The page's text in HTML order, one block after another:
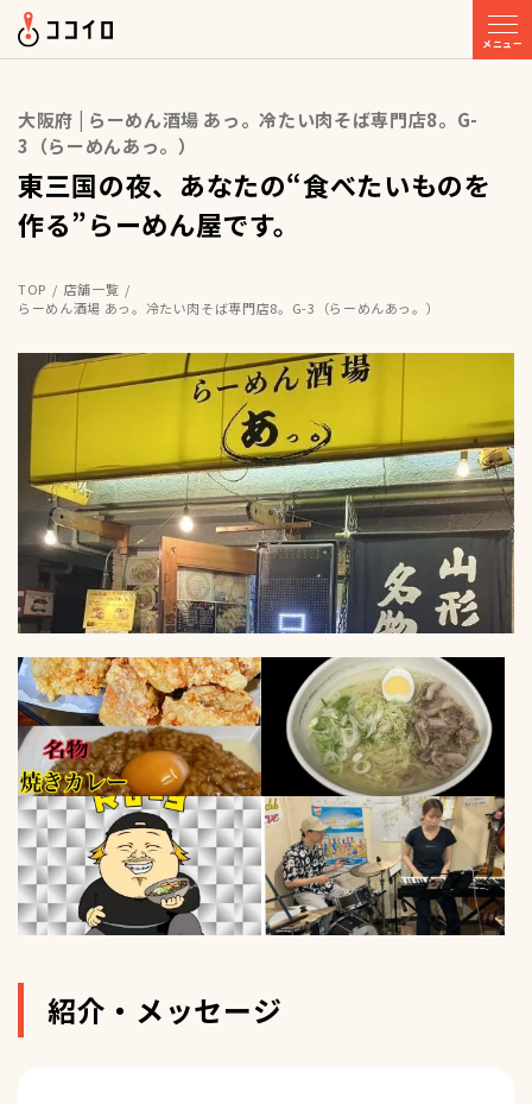
メニュー
大阪府 | らーめん酒場 あっ。冷たい肉そば専門店8。G-
3（らーめんあっ。）
東三国の夜、あなたの“食べたいものを
作る”らーめん屋です。
TOP
店舗一覧
らーめん酒場 あっ。冷たい肉そば専門店8。G-3（らーめんあっ。）
紹介・メッセージ